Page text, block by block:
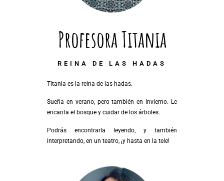
Profesora Titania
REINA DE LAS HADAS
Titania es la reina de las hadas.
Sueña en verano, pero también en invierno. Le
encanta el bosque y cuidar de los árboles.
Podrás encontrarla leyendo, y también
interpretando, en un teatro, ¡y hasta en la tele!